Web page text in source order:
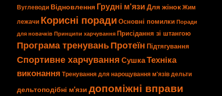
Вуглеводи Відновлення Грудні м'язи Для жінокЖим
лежачи Корисні поради Основні помилки Поради
для новачків Принципи харчування Присідання зі штангою
Програма тренуваньПротеїн Підтягування
Спортивне харчуванняСушкаТехніка
виконання Тренування для нарощування м'язівдельти
дельтоподібні м'язи допоміжні вправи